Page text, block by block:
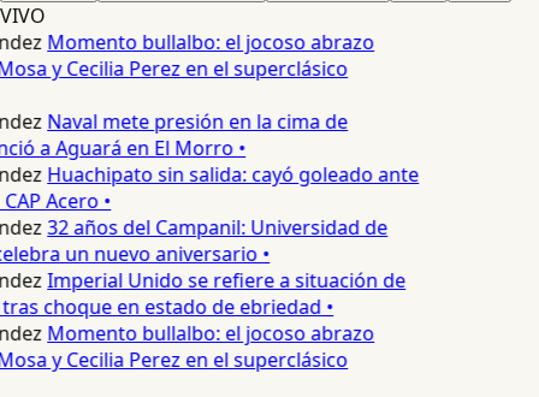
VIVO
Momento bullalbo: el jocoso abrazo
y Cecilia Perez en el superclásico
Naval mete presión en la cima de
a Aguará en El Morro •
Huachipato sin salida: cayó goleado ante
Acero •
32 años del Campanil: Universidad de
un nuevo aniversario •
Imperial Unido se refiere a situación de
choque en estado de ebriedad •
Momento bullalbo: el jocoso abrazo
y Cecilia Perez en el superclásico